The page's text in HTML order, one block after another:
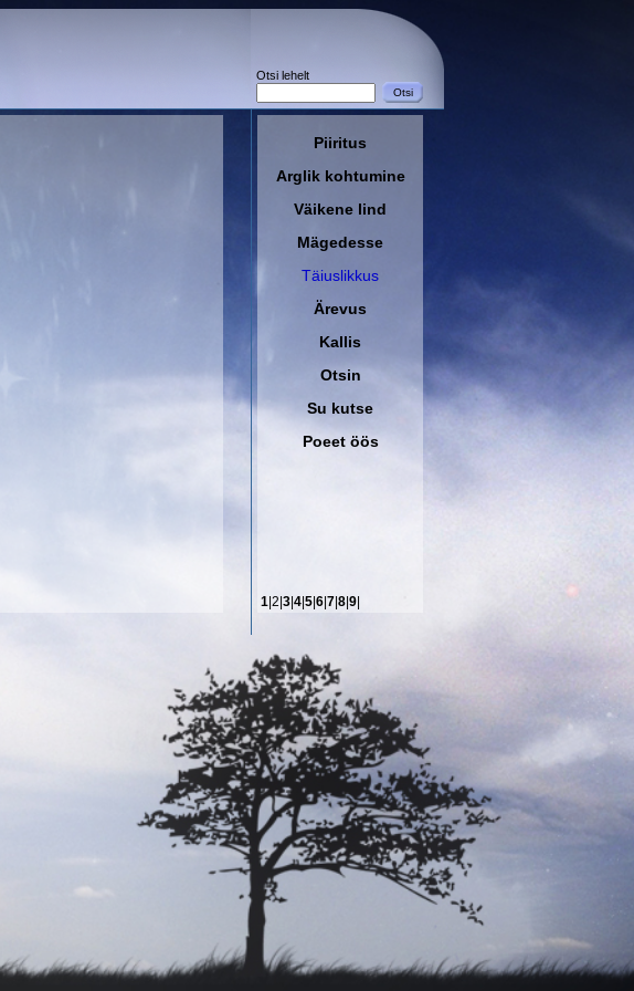
Otsi lehelt
Piiritus
Arglik kohtumine
Väikene lind
Mägedesse
Täiuslikkus
Ärevus
Kallis
Otsin
Su kutse
Poeet öös
1 |2| 3 4 5 6 7 8 9